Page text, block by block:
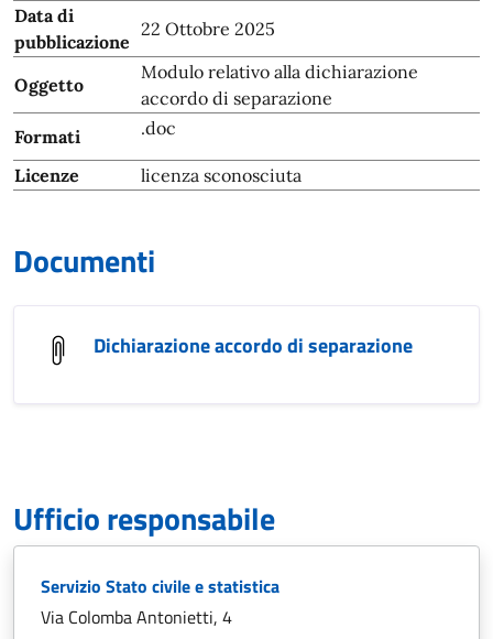
Data di
pubblicazione
22 Ottobre 2025
Oggetto
Modulo relativo alla dichiarazione
accordo di separazione
Formati
.doc
Licenze licenza sconosciuta
Documenti
Dichiarazione accordo di separazione
Ufficio responsabile
Servizio Stato civile e statistica
Via Colomba Antonietti, 4